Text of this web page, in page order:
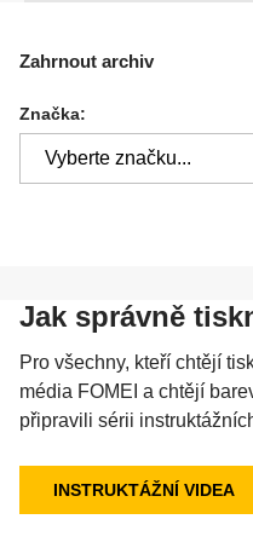
Zahrnout archiv
Značka:
Jak správně
Pro všechny, kteří chtějí
média FOMEI a chtějí
připravili sérii
INSTRUKTÁŽNÍ VIDEA